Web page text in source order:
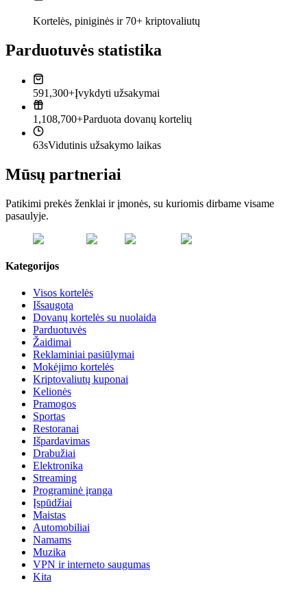
Kortelės, piniginės ir 70+ kriptovaliutų
Parduotuvės statistika
591,300+Įvykdyti užsakymai
1,108,700+Parduota dovanų kortelių
63sVidutinis užsakymo laikas
Mūsų partneriai
Patikimi prekės ženklai ir įmonės, su kuriomis dirbame visame
pasaulyje.
Kategorijos
Visos kortelės
Išsaugota
Dovanų kortelės su nuolaida
Parduotuvės
Žaidimai
Reklaminiai pasiūlymai
Mokėjimo kortelės
Kriptovaliutų kuponai
Kelionės
Pramogos
Sportas
Restoranai
Išpardavimas
Drabužiai
Elektronika
Streaming
Programinė įranga
Įspūdžiai
Maistas
Automobiliai
Namams
Muzika
VPN ir interneto saugumas
Kita